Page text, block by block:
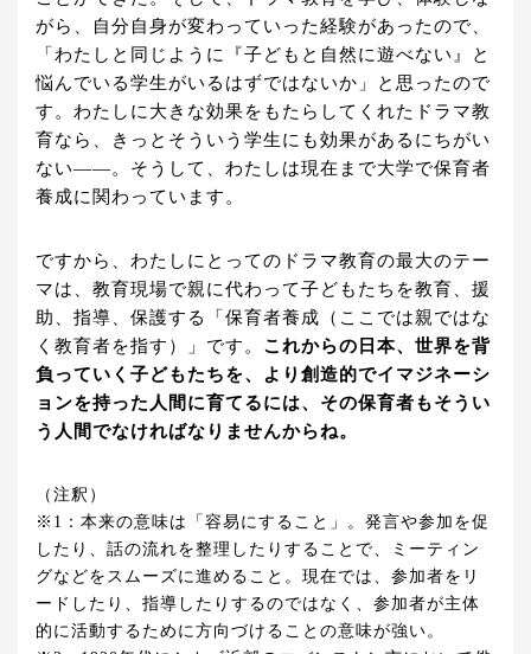
がら、自分自身が変わっていった経験があったので、
「わたしと同じように『子どもと自然に遊べない』と
悩んでいる学生がいるはずではないか」と思ったので
す。わたしに大きな効果をもたらしてくれたドラマ教
育なら、きっとそういう学生にも効果があるにちがい
ない——。そうして、わたしは現在まで大学で保育者
養成に関わっています。
ですから、わたしにとってのドラマ教育の最大のテー
マは、教育現場で親に代わって子どもたちを教育、援
助、指導、保護する「保育者養成（ここでは親ではな
く教育者を指す）」です。 これからの日本、世界を背
負っていく子どもたちを、より創造的でイマジネーシ
ョンを持った人間に育てるには、その保育者もそうい
う人間でなければなりませんからね。
（注釈）
※1：本来の意味は「容易にすること」。発言や参加を促
したり、話の流れを整理したりすることで、ミーティン
グなどをスムーズに進めること。現在では、参加者をリ
ードしたり、指導したりするのではなく、参加者が主体
的に活動するために方向づけることの意味が強い。